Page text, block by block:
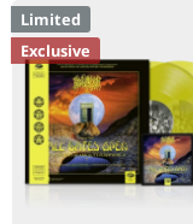
Limited
Exclusive